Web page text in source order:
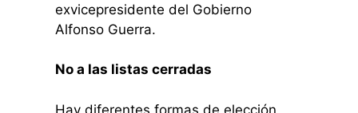
exvicepresidente del Gobierno
Alfonso Guerra.
No a las listas cerradas
Hay diferentes formas de elección